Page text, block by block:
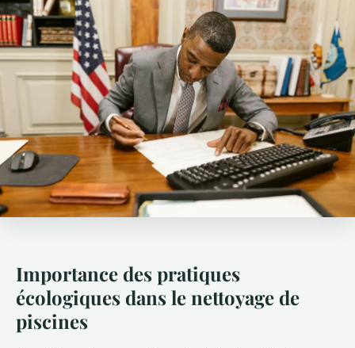
Importance des pratiques
écologiques dans le nettoyage de
piscines